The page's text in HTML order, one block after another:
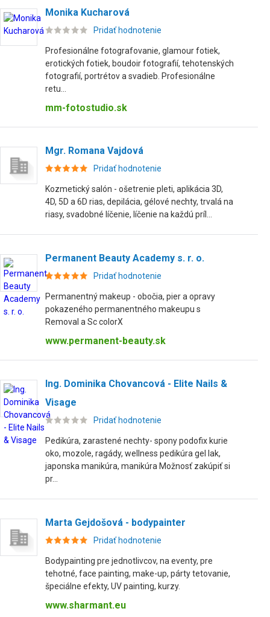
Monika Kucharová
Pridať hodnotenie
Profesionálne fotografovanie, glamour fotiek,
erotických fotiek, boudoir fotografií, tehotenských
fotografií, portrétov a svadieb. Profesionálne
retu...
mm-fotostudio.sk
Mgr. Romana Vajdová
Pridať hodnotenie
Kozmetický salón - ošetrenie pleti, aplikácia 3D,
4D, 5D a 6D rias, depilácia, gélové nechty, trvalá na
riasy, svadobné líčenie, líčenie na každú príl...
Permanent Beauty Academy s. r. o.
Pridať hodnotenie
Permanentný makeup - obočia, pier a opravy
pokazeného permanentného makeupu s
Removal a Sc colorX
www.permanent-beauty.sk
Ing. Dominika Chovancová - Elite Nails &
Visage
Pridať hodnotenie
Pedikúra, zarastené nechty- spony podofix kurie
oko, mozole, ragády, wellness pedikúra gel lak,
japonska manikúra, manikúra Možnosť zakúpiť si
pr...
Marta Gejdošová - bodypainter
Pridať hodnotenie
Bodypainting pre jednotlivcov, na eventy, pre
tehotné, face painting, make-up, párty tetovanie,
špeciálne efekty, UV painting, kurzy.
www.sharmant.eu